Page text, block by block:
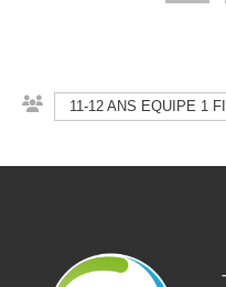
11-12 ANS EQUIPE 1